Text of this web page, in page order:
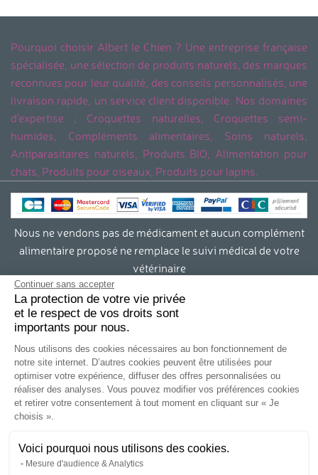
Pourquoi choisir Albert le Chien ? Une entreprise française
spécialisée, une sélection de produits naturels, des marques
reconnues pour leur qualité, des conseils personnalisés, une
livraison rapide, un service client disponible. Nos domaines
d'expertise ; Croquettes naturelles, Croquettes semi-
humides, Compléments alimentaires, Soins naturels,
Antiparasitaires naturels, Produits BIO, Alimentation pour
chats, Produits pour oiseaux, Produits pour lapins.
Nous ne vendons pas de médicament et aucun complément
alimentaire proposé ne remplace le suivi médical de votre
vétérinaire
Contact
Conditions générales de vente et RGPD
Mentions légales
Infos livraison
Qui sommes-nous?
Continuer sans accepter
La protection de votre vie privée
et le respect de vos droits sont
importants pour nous.
Nous utilisons des cookies nécessaires au bon fonctionnement de
notre site internet. D’autres cookies peuvent être utilisées pour
optimiser votre expérience, diffuser des offres personnalisées ou
réaliser des analyses. Vous pouvez modifier vos préférences cookies
et retirer votre consentement à tout moment en cliquant sur « Je
choisis ».
Voici pourquoi nous utilisons des cookies.
Mesure d'audience & Analytics